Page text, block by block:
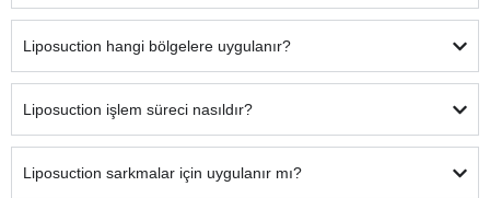
Liposuction hangi bölgelere uygulanır?
Liposuction işlem süreci nasıldır?
Liposuction sarkmalar için uygulanır mı?